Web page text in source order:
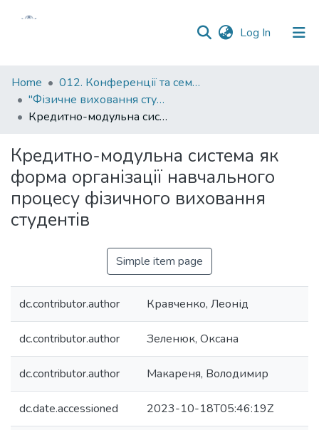
Log In (current)
Communities
&
Collections
Statistics
Home
012. Конференції та семінари НаУКМА
"Фізичне виховання студентів вищих навчальних закладів : здобутки, проблеми та шляхи їхнього вирішення у контексті вимог Болонської декларації" : Всеукраїнська науково-практична конференція
Кредитно-модульна система як форма організації навчального процесу фізичного виховання студентів
Кредитно-модульна система як
форма організації навчального
процесу фізичного виховання
студентів
Simple item page
dc.contributor.author Кравченко, Леонід
dc.contributor.author Зеленюк, Оксана
dc.contributor.author Макареня, Володимир
dc.date.accessioned 2023-10-18T05:46:19Z